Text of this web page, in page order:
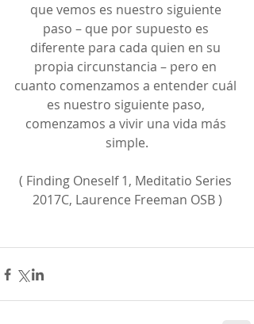
que vemos es nuestro siguiente
paso – que por supuesto es
diferente para cada quien en su
propia circunstancia – pero en
cuanto comenzamos a entender cuál
es nuestro siguiente paso,
comenzamos a vivir una vida más
simple.
( Finding Oneself 1, Meditatio Series
2017C, Laurence Freeman OSB )